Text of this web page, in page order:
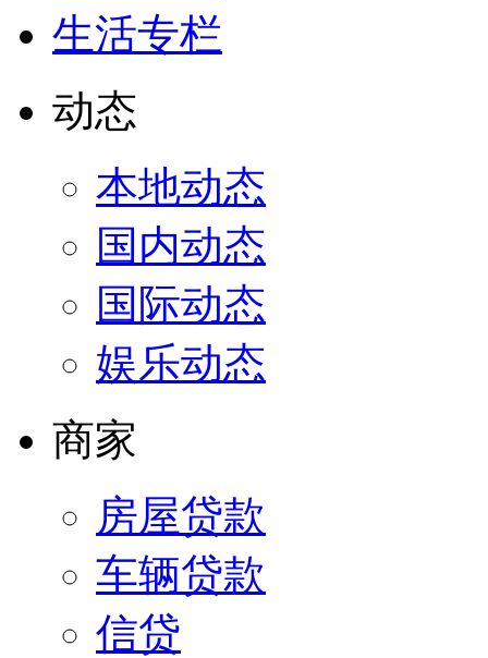
生活专栏
动态
本地动态
国内动态
国际动态
娱乐动态
商家
房屋贷款
车辆贷款
信贷